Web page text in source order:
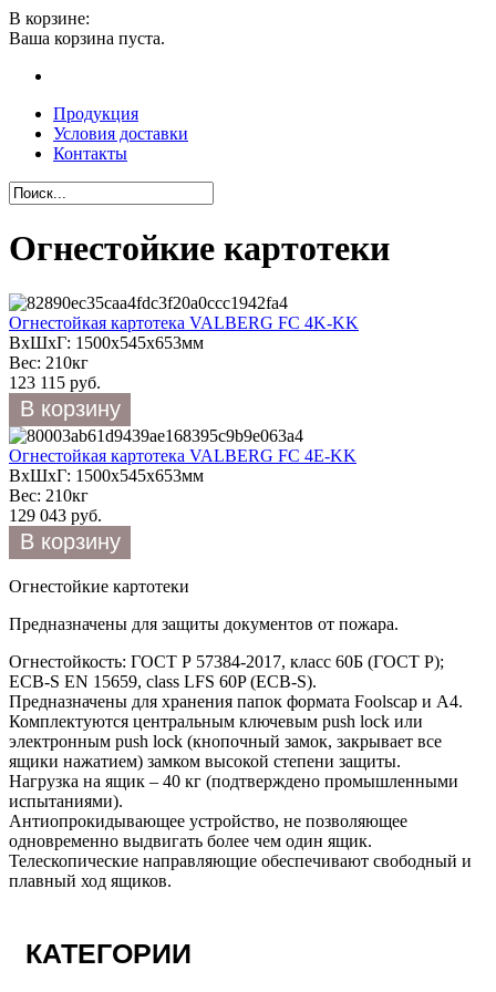
В корзине:
Ваша корзина пуста.
Продукция
Условия доставки
Контакты
Огнестойкие картотеки
Огнестойкая картотека VALBERG FC 4K-KK
ВхШхГ: 1500х545х653мм
Вес: 210кг
123 115 руб.
Огнестойкая картотека VALBERG FC 4Е-KK
ВхШхГ: 1500х545х653мм
Вес: 210кг
129 043 руб.
Огнестойкие картотеки
Предназначены для защиты документов от пожара.
Огнестойкость: ГОСТ Р 57384-2017, класс 60Б (ГОСТ Р);
ECB-S EN 15659, class LFS 60P (ECB-S).
Предназначены для хранения папок формата Foolscap и A4.
Комплектуются центральным ключевым push lock или
электронным push lock (кнопочный замок, закрывает все
ящики нажатием) замком высокой степени защиты.
Нагрузка на ящик – 40 кг (подтверждено промышленными
испытаниями).
Антиопрокидывающее устройство, не позволяющее
одновременно выдвигать более чем один ящик.
Телескопические направляющие обеспечивают свободный и
плавный ход ящиков.
КАТЕГОРИИ